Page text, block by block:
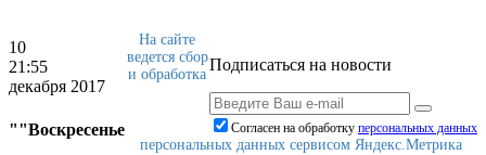
10
21:55
декабря 2017
""Воскресенье
Подписаться на новости
Согласен на обработку персональныx данных
На сайте
ведется сбор
и обработка
персональных данных сервисом Яндекс.Метрика